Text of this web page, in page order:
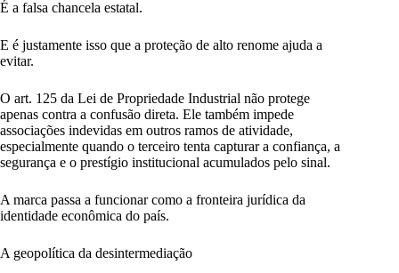
É a falsa chancela estatal.
E é justamente isso que a proteção de alto renome ajuda a
evitar.
O art. 125 da Lei de Propriedade Industrial não protege
apenas contra a confusão direta. Ele também impede
associações indevidas em outros ramos de atividade,
especialmente quando o terceiro tenta capturar a confiança, a
segurança e o prestígio institucional acumulados pelo sinal.
A marca passa a funcionar como a fronteira jurídica da
identidade econômica do país.
A geopolítica da desintermediação